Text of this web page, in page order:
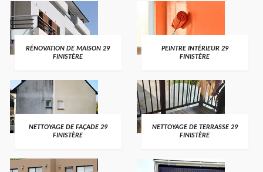
RÉNOVATION DE MAISON 29
FINISTÈRE
PEINTRE INTÉRIEUR 29
FINISTÈRE
NETTOYAGE DE FAÇADE 29
FINISTÈRE
NETTOYAGE DE TERRASSE 29
FINISTÈRE